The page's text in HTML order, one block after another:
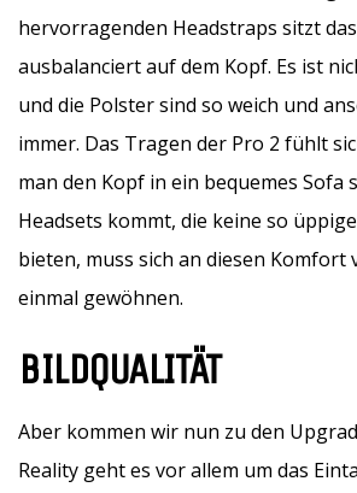
hervorragenden Headstraps sitzt
ausbalanciert auf dem Kopf. Es ist
und die Polster sind so weich und
immer. Das Tragen der Pro 2 fühlt
man den Kopf in ein bequemes Sofa
Headsets kommt, die keine so
bieten, muss sich an diesen Komfort
einmal gewöhnen.
BILDQUALITÄT
Aber kommen wir nun zu den
Reality geht es vor allem um das